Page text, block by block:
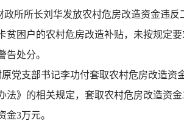
所所长刘华发放农村危房改造资金违
贫困户的农村危房改造补贴，未按规定
告处分。
党支部书记李功付套取农村危房改造资
法》的相关规定，套取农村危房改造资
金3万元。